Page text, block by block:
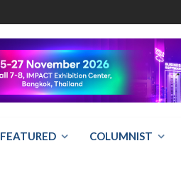
FEATURED COLUMNIST